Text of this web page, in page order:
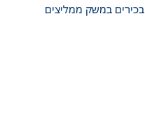
בכירים במשק ממליצים